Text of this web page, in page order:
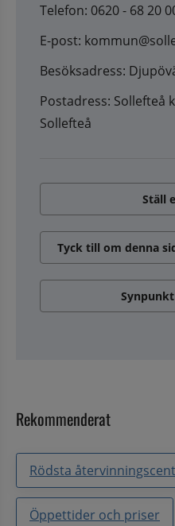
Telefon: 0620 - 68 20
E-post:
Besöksadress:
Postadress: Sollefteå
Sollefteå
Ställ
Tyck till om denna
Rekommenderat
Rödsta
Öppettider och priser